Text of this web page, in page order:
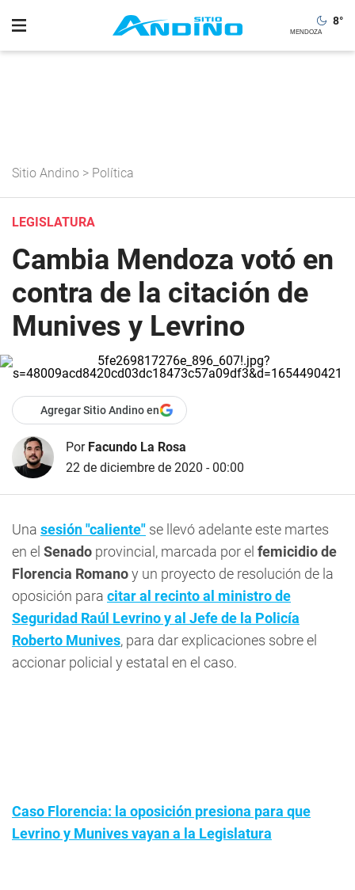
8°
Sitio Andino > Política
LEGISLATURA
Cambia Mendoza votó en
contra de la citación de
Munives y Levrino
Agregar Sitio Andino en
Por Facundo La Rosa
22 de diciembre de 2020 - 00:00
Una sesión "caliente" se llevó adelante este martes
en el Senado provincial, marcada por el femicidio de
Florencia Romanoy un proyecto de resolución de la
oposición para citar al recinto al ministro de
Seguridad Raúl Levrino y al Jefe de la Policía
Roberto Munives, para dar explicaciones sobre el
accionar policial y estatal en el caso.
Caso Florencia: la oposición presiona para que
Levrino y Munives vayan a la Legislatura